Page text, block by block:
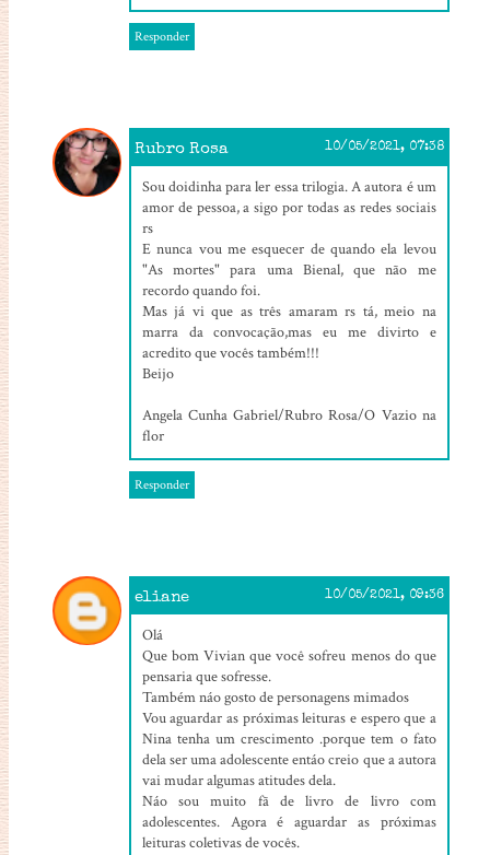
Responder
Rubro Rosa 10/05/2021, 07:38
Sou doidinha para ler essa trilogia. A autora é um
amor de pessoa, a sigo por todas as redes sociais
rs
E nunca vou me esquecer de quando ela levou
"As mortes" para uma Bienal, que não me
recordo quando foi.
Mas já vi que as três amaram rs tá, meio na
marra da convocação,mas eu me divirto e
acredito que vocês também!!!
Beijo
Angela Cunha Gabriel/Rubro Rosa/O Vazio na
flor
Responder
eliane 10/05/2021, 09:36
Olá
Que bom Vivian que você sofreu menos do que
pensaria que sofresse.
Também náo gosto de personagens mimados
Vou aguardar as próximas leituras e espero que a
Nina tenha um crescimento .porque tem o fato
dela ser uma adolescente entáo creio que a autora
vai mudar algumas atitudes dela.
Náo sou muito fã de livro de livro com
adolescentes. Agora é aguardar as próximas
leituras coletivas de vocês.